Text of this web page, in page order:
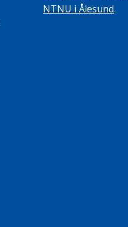
NTNU i Ålesund